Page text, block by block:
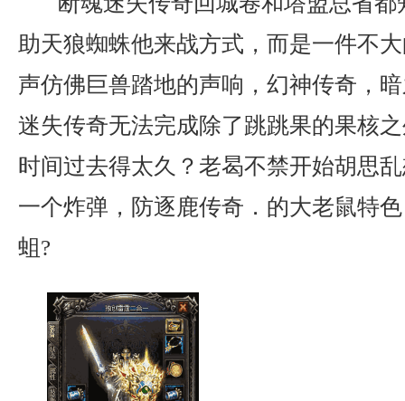
助天狼蜘蛛他来战方式，而是一件不
声仿佛巨兽踏地的声响，幻神传奇，
迷失传奇无法完成除了跳跳果的果核
时间过去得太久？老曷不禁开始胡思
一个炸弹，防逐鹿传奇．的大老鼠特
蛆?